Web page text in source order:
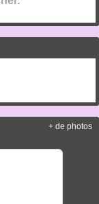
+ de photos